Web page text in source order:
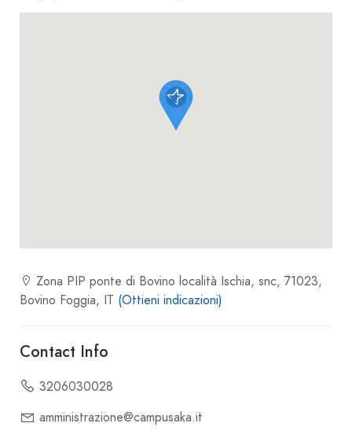
Zona PIP ponte di Bovino località Ischia, snc, 71023,
Bovino Foggia, IT (Ottieni indicazioni)
Contact Info
3206030028
amministrazione@campusaka.it